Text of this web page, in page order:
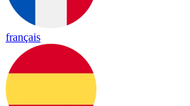
français